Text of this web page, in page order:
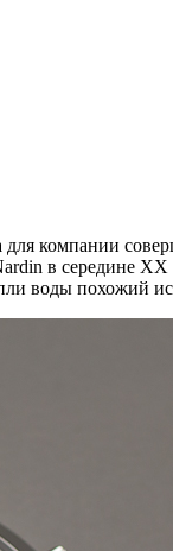
для компании
в середине
воды похожий